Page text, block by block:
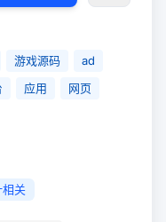
游戏源码
ad
应用
网页
相关